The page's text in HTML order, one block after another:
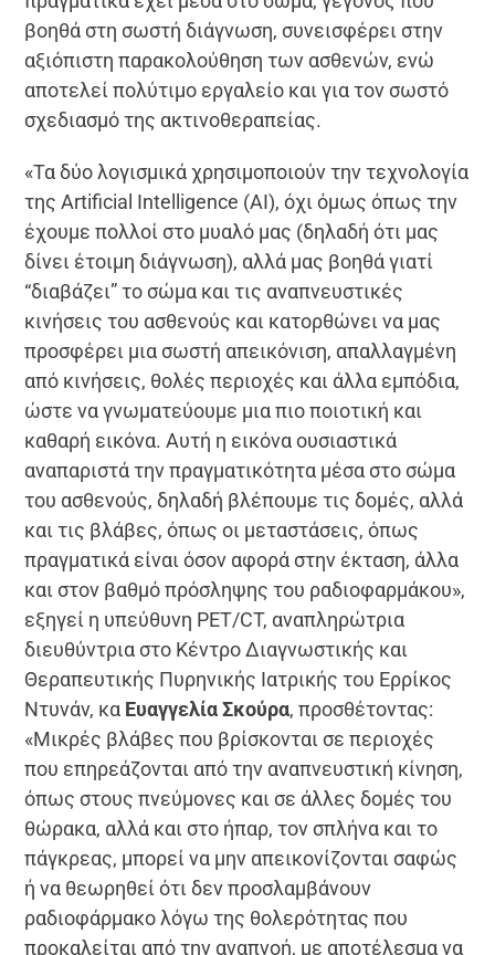
βοηθά στη σωστή διάγνωση, συνεισφέρει στην
αξιόπιστη παρακολούθηση των ασθενών, ενώ
αποτελεί πολύτιμο εργαλείο και για τον σωστό
σχεδιασμό της ακτινοθεραπείας.
«Τα δύο λογισμικά χρησιμοποιούν την τεχνολογία
της Artificial Intelligence (ΑΙ), όχι όμως όπως την
έχουμε πολλοί στο μυαλό μας (δηλαδή ότι μας
δίνει έτοιμη διάγνωση), αλλά μας βοηθά γιατί
“διαβάζει” το σώμα και τις αναπνευστικές
κινήσεις του ασθενούς και κατορθώνει να μας
προσφέρει μια σωστή απεικόνιση, απαλλαγμένη
από κινήσεις, θολές περιοχές και άλλα εμπόδια,
ώστε να γνωματεύουμε μια πιο ποιοτική και
καθαρή εικόνα. Αυτή η εικόνα ουσιαστικά
αναπαριστά την πραγματικότητα μέσα στο σώμα
του ασθενούς, δηλαδή βλέπουμε τις δομές, αλλά
και τις βλάβες, όπως οι μεταστάσεις, όπως
πραγματικά είναι όσον αφορά στην έκταση, άλλα
και στον βαθμό πρόσληψης του ραδιοφαρμάκου»,
εξηγεί η υπεύθυνη PET/CT, αναπληρώτρια
διευθύντρια στο Κέντρο Διαγνωστικής και
Θεραπευτικής Πυρηνικής Ιατρικής του Ερρίκος
Ντυνάν, κα Ευαγγελία Σκούρα, προσθέτοντας:
«Μικρές βλάβες που βρίσκονται σε περιοχές
που επηρεάζονται από την αναπνευστική κίνηση,
όπως στους πνεύμονες και σε άλλες δομές του
θώρακα, αλλά και στο ήπαρ, τον σπλήνα και το
πάγκρεας, μπορεί να μην απεικονίζονται σαφώς
ή να θεωρηθεί ότι δεν προσλαμβάνουν
ραδιοφάρμακο λόγω της θολερότητας που
προκαλείται από την αναπνοή, με αποτέλεσμα να